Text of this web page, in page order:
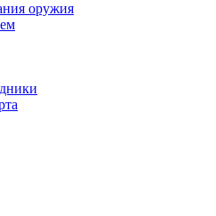
оружия